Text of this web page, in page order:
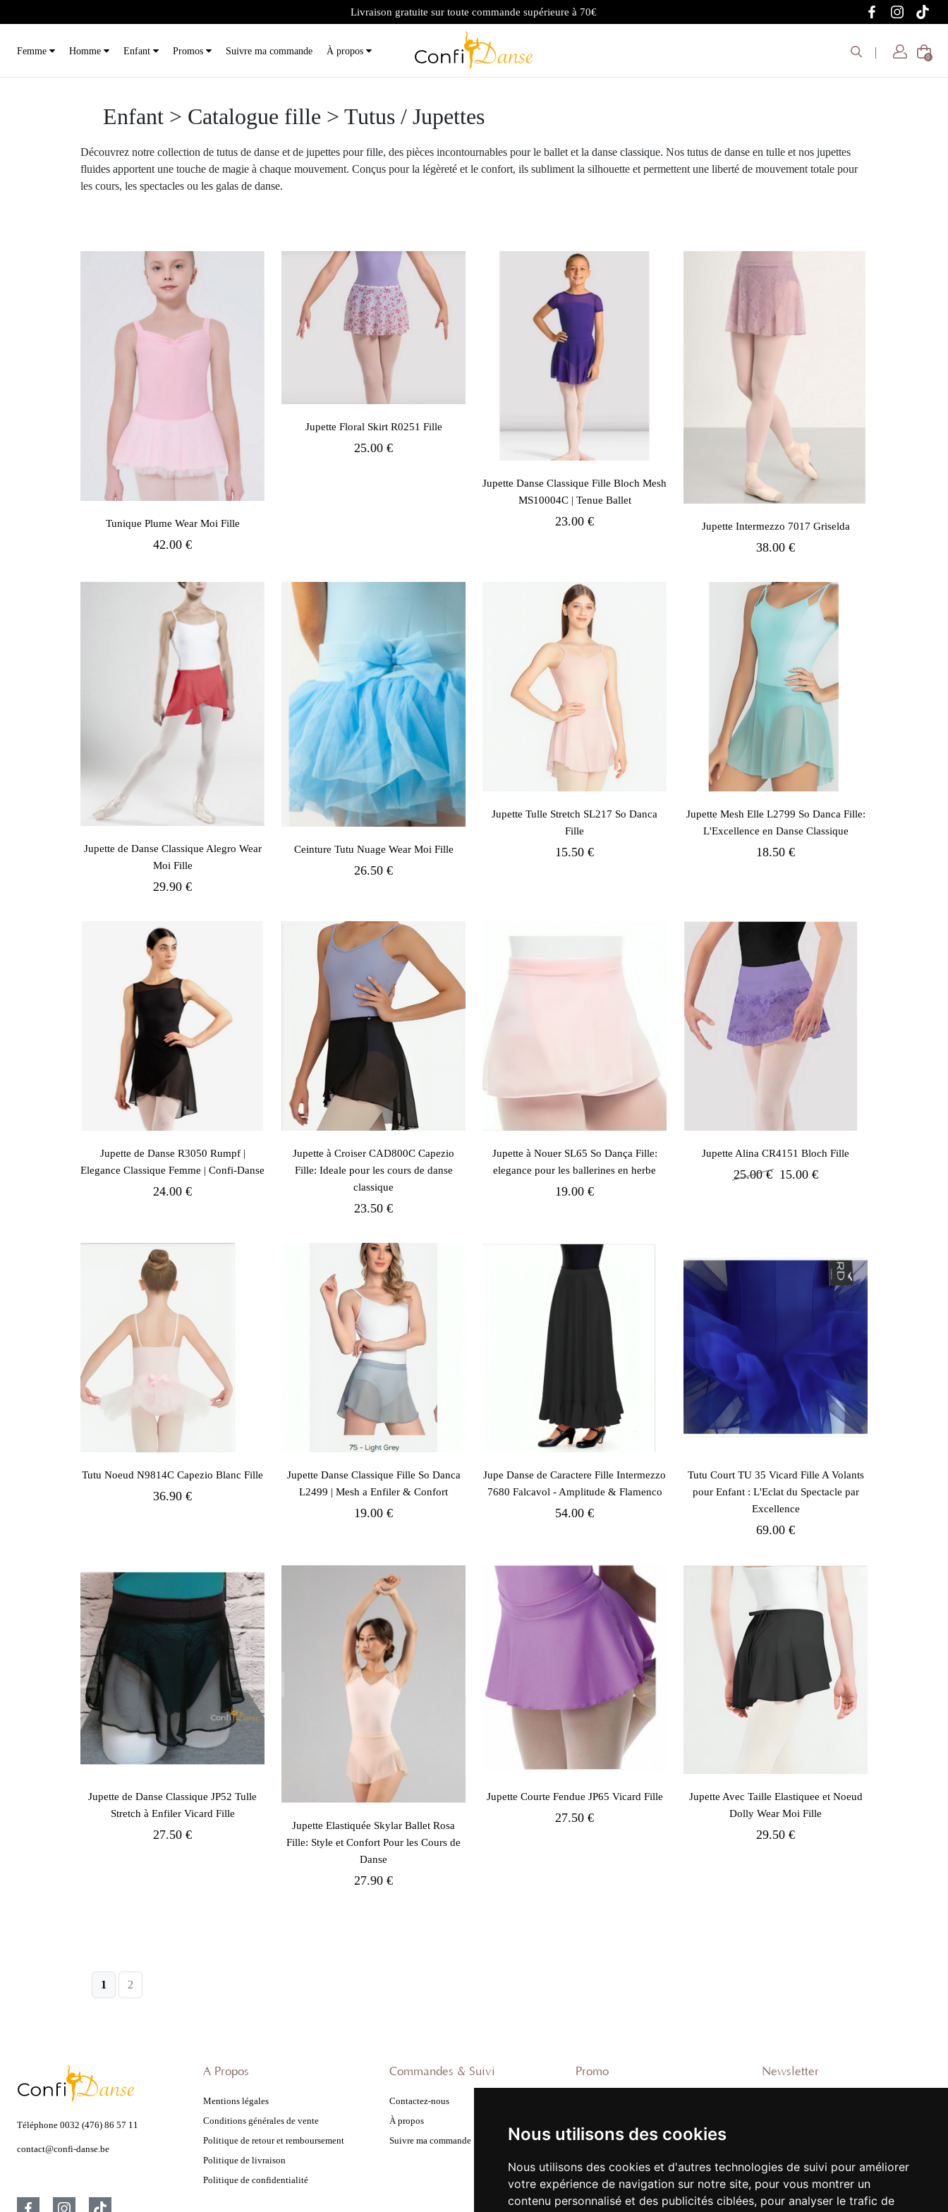
Nous utilisons des cookies
Nous utilisons des cookies et d'autres technologies de suivi pour améliorer
votre expérience de navigation sur notre site, pour vous montrer un
contenu personnalisé et des publicités ciblées, pour analyser le trafic de
Livraison gratuite sur toute commande supérieure à 70€
Femme Homme Enfant Promos Suivre ma commande À propos
0
Enfant > Catalogue fille > Tutus / Jupettes
Découvrez notre collection de tutus de danse et de jupettes pour fille, des pièces incontournables pour le ballet et la danse classique. Nos tutus de danse en tulle et nos jupettes
fluides apportent une touche de magie à chaque mouvement. Conçus pour la légèreté et le confort, ils subliment la silhouette et permettent une liberté de mouvement totale pour
les cours, les spectacles ou les galas de danse.
Tunique Plume Wear Moi Fille
42.00 €
Jupette Floral Skirt R0251 Fille
25.00 €
Jupette Danse Classique Fille Bloch Mesh
MS10004C | Tenue Ballet
23.00 € Jupette Intermezzo 7017 Griselda
38.00 €
Jupette de Danse Classique Alegro Wear
Moi Fille
29.90 €
Ceinture Tutu Nuage Wear Moi Fille
26.50 €
Jupette Tulle Stretch SL217 So Danca
Fille
15.50 €
Jupette Mesh Elle L2799 So Danca Fille:
L'Excellence en Danse Classique
18.50 €
Jupette de Danse R3050 Rumpf |
Elegance Classique Femme | Confi-Danse
24.00 €
Jupette à Croiser CAD800C Capezio
Fille: Ideale pour les cours de danse
classique
23.50 €
Jupette à Nouer SL65 So Dança Fille:
elegance pour les ballerines en herbe
19.00 €
Jupette Alina CR4151 Bloch Fille
25.00 € 15.00 €
Tutu Noeud N9814C Capezio Blanc Fille
36.90 €
Jupette Danse Classique Fille So Danca
L2499 | Mesh a Enfiler & Confort
19.00 €
Jupe Danse de Caractere Fille Intermezzo
7680 Falcavol - Amplitude & Flamenco
54.00 €
Tutu Court TU 35 Vicard Fille A Volants
pour Enfant : L'Eclat du Spectacle par
Excellence
69.00 €
Jupette de Danse Classique JP52 Tulle
Stretch à Enfiler Vicard Fille
27.50 €
Jupette Elastiquée Skylar Ballet Rosa
Fille: Style et Confort Pour les Cours de
Danse
27.90 €
Jupette Courte Fendue JP65 Vicard Fille
27.50 €
Jupette Avec Taille Elastiquee et Noeud
Dolly Wear Moi Fille
29.50 €
1 2
Téléphone 0032 (476) 86 57 11
contact@confi-danse.be
À Propos
Mentions légales
Conditions générales de vente
Politique de retour et remboursement
Politique de livraison
Politique de confidentialité
Commandes & Suivi
Contactez-nous
À propos
Suivre ma commande
Promo
Promo Homme
Newsletter
M'ENREGISTRER